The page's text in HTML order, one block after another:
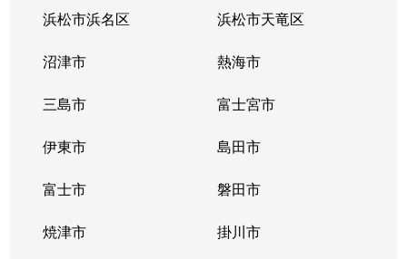
浜松市浜名区 浜松市天竜区
沼津市 熱海市
三島市 富士宮市
伊東市 島田市
富士市 磐田市
焼津市 掛川市